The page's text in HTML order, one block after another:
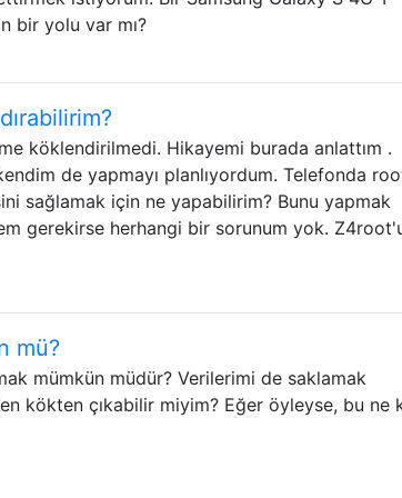
bir yolu var mı?
köklendirilmedi. Hikayemi burada anlattım .
de yapmayı planlıyordum. Telefonda
sağlamak için ne yapabilirim? Bunu yapmak
gerekirse herhangi bir sorunum yok.
mü?
mümkün müdür? Verilerimi de saklamak
kökten çıkabilir miyim? Eğer öyleyse, bu ne